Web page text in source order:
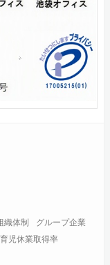
織体制
グループ企業
児休業取得率